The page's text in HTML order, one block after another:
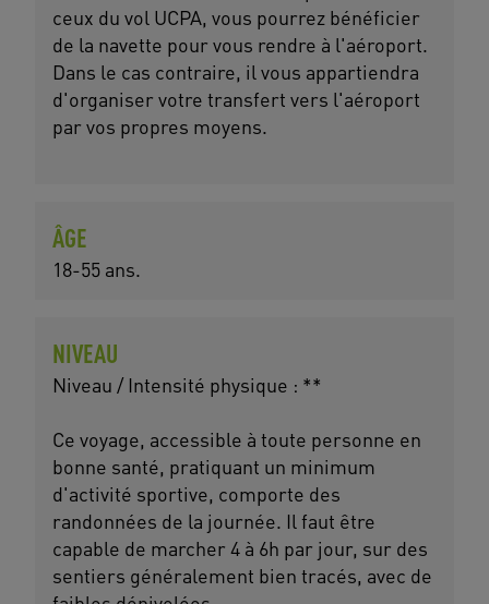
ceux du vol UCPA, vous pourrez bénéficier
de la navette pour vous rendre à l'aéroport.
Dans le cas contraire, il vous appartiendra
d'organiser votre transfert vers l'aéroport
par vos propres moyens.
ÂGE
18-55 ans.
NIVEAU
Niveau / Intensité physique : **
Ce voyage, accessible à toute personne en
bonne santé, pratiquant un minimum
d'activité sportive, comporte des
randonnées de la journée. Il faut être
capable de marcher 4 à 6h par jour, sur des
sentiers généralement bien tracés, avec de